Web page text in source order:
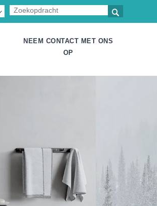

NEEM CONTACT MET ONS
OP